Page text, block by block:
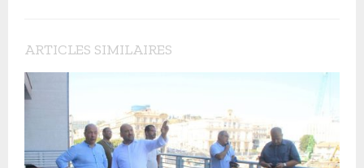
ARTICLES SIMILAIRES